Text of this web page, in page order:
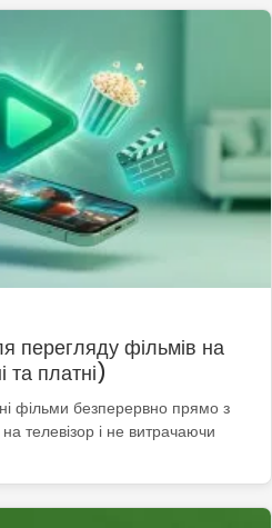
перегляду фільмів на
та платні)
фільми безперервно прямо з
телевізор і не витрачаючи